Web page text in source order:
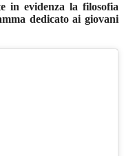
in evidenza la filosofia
dedicato ai giovani